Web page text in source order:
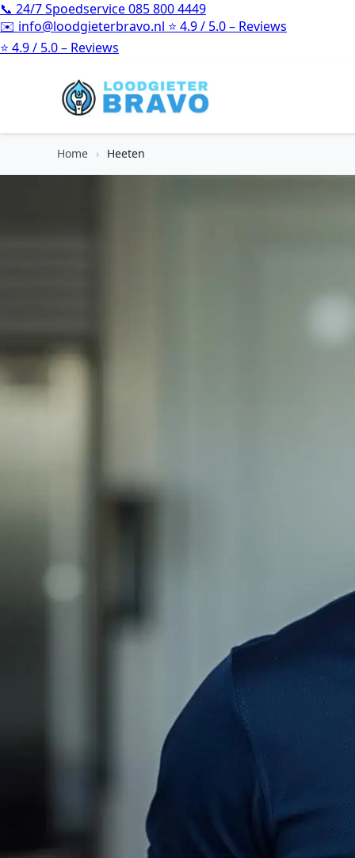
📞 24/7 Spoedservice085 800 4449
✉️ info@loodgieterbravo.nl ⭐ 4.9 / 5.0 – Reviews
⭐ 4.9 / 5.0 – Reviews
Home › Heeten